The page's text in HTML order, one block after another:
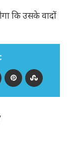
कि उसके वादों